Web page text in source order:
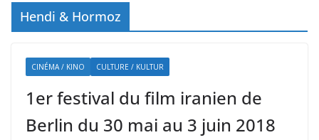
Hendi & Hormoz
CINÉMA / KINO CULTURE / KULTUR
1er festival du film iranien de
Berlin du 30 mai au 3 juin 2018